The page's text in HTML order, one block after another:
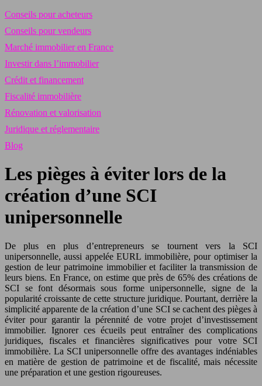
Conseils pour acheteurs
Conseils pour vendeurs
Marché immobilier en France
Investir dans l’immobilier
Crédit et financement
Fiscalité immobilière
Rénovation et valorisation
Juridique et réglementaire
Blog
Les pièges à éviter lors de la
création d’une SCI
unipersonnelle
De plus en plus d’entrepreneurs se tournent vers la SCI
unipersonnelle, aussi appelée EURL immobilière, pour optimiser la
gestion de leur patrimoine immobilier et faciliter la transmission de
leurs biens. En France, on estime que près de 65% des créations de
SCI se font désormais sous forme unipersonnelle, signe de la
popularité croissante de cette structure juridique. Pourtant, derrière la
simplicité apparente de la création d’une SCI se cachent des pièges à
éviter pour garantir la pérennité de votre projet d’investissement
immobilier. Ignorer ces écueils peut entraîner des complications
juridiques, fiscales et financières significatives pour votre SCI
immobilière. La SCI unipersonnelle offre des avantages indéniables
en matière de gestion de patrimoine et de fiscalité, mais nécessite
une préparation et une gestion rigoureuses.